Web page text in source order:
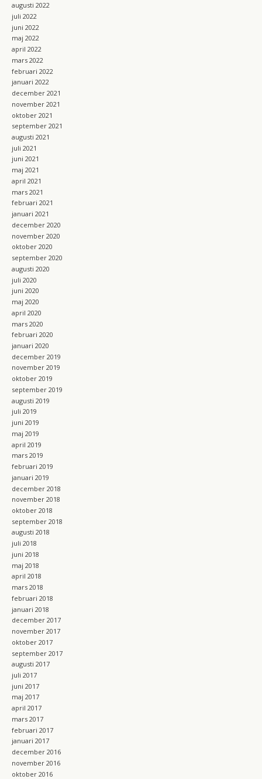
augusti 2022
juli 2022
juni 2022
maj 2022
april 2022
mars 2022
februari 2022
januari 2022
december 2021
november 2021
oktober 2021
september 2021
augusti 2021
juli 2021
juni 2021
maj 2021
april 2021
mars 2021
februari 2021
januari 2021
december 2020
november 2020
oktober 2020
september 2020
augusti 2020
juli 2020
juni 2020
maj 2020
april 2020
mars 2020
februari 2020
januari 2020
december 2019
november 2019
oktober 2019
september 2019
augusti 2019
juli 2019
juni 2019
maj 2019
april 2019
mars 2019
februari 2019
januari 2019
december 2018
november 2018
oktober 2018
september 2018
augusti 2018
juli 2018
juni 2018
maj 2018
april 2018
mars 2018
februari 2018
januari 2018
december 2017
november 2017
oktober 2017
september 2017
augusti 2017
juli 2017
juni 2017
maj 2017
april 2017
mars 2017
februari 2017
januari 2017
december 2016
november 2016
oktober 2016